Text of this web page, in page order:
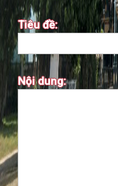
Tiêu đề:
Nội dung: